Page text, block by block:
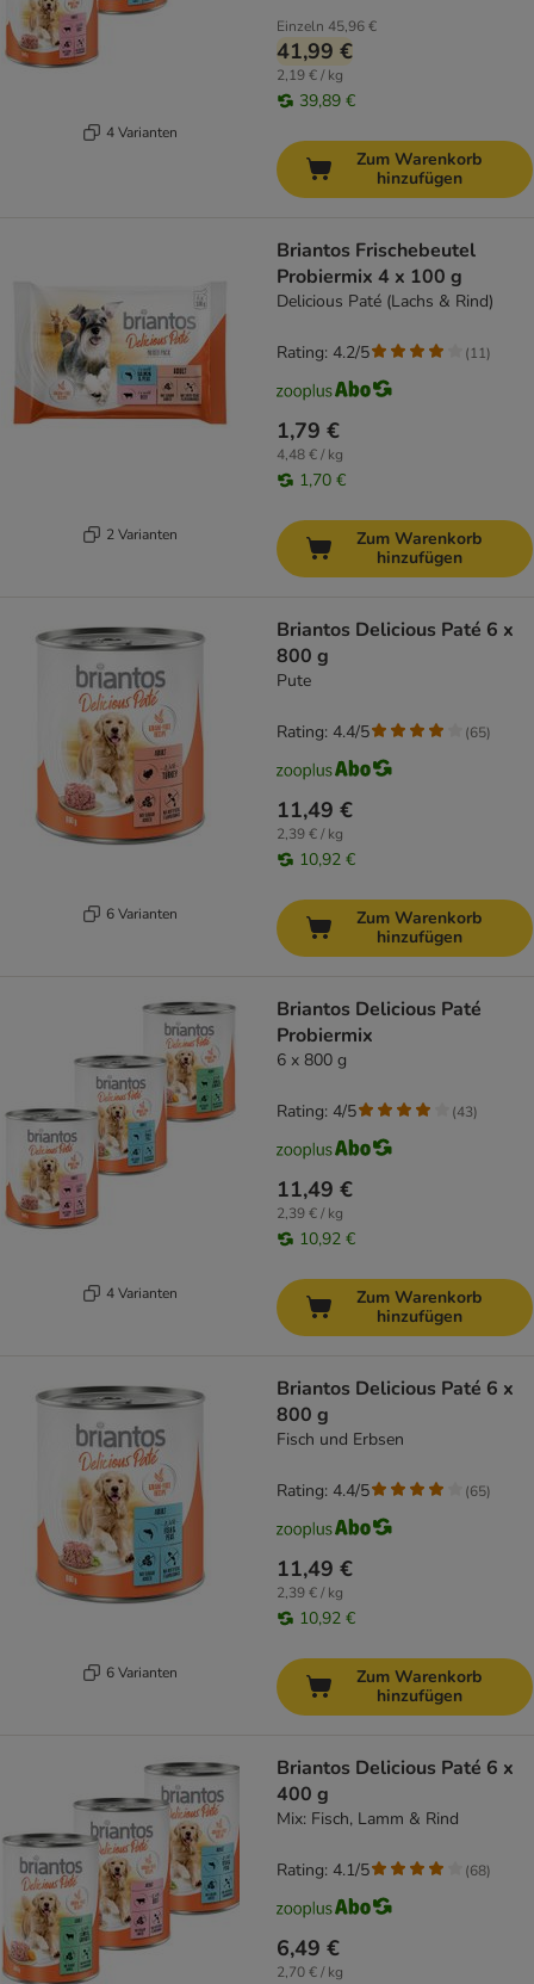
4 Varianten
Einzeln 45,96 €
41,99 €
2,19 € / kg
39,89 €
Zum Warenkorb
hinzufügen
2 Varianten
Briantos Frischebeutel
Probiermix 4 x 100 g
Delicious Paté (Lachs & Rind)
1,79 €
4,48 € / kg
1,70 €
Rating: 4.2/5 (11)
Zum Warenkorb
hinzufügen
6 Varianten
Briantos Delicious Paté 6 x
800 g
Pute
11,49 €
2,39 € / kg
10,92 €
Rating: 4.4/5 (65)
Zum Warenkorb
hinzufügen
4 Varianten
Briantos Delicious Paté
Probiermix
6 x 800 g
11,49 €
2,39 € / kg
10,92 €
Rating: 4/5 (43)
Zum Warenkorb
hinzufügen
6 Varianten
Briantos Delicious Paté 6 x
800 g
Fisch und Erbsen
11,49 €
2,39 € / kg
10,92 €
Rating: 4.4/5 (65)
Zum Warenkorb
hinzufügen
Briantos Delicious Paté 6 x
400 g
Mix: Fisch, Lamm & Rind
6,49 €
2,70 € / kg
Rating: 4.1/5 (68)